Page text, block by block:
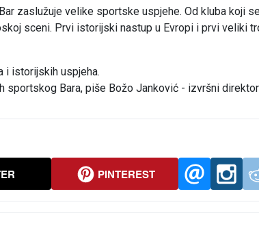
zaslužuje velike sportske uspjehe. Od kluba koji
sceni. Prvi istorijski nastup u Evropi i prvi veliki
i istorijskih uspjeha.
sportskog Bara, piše Božo Janković - izvršni direktor
PINTEREST